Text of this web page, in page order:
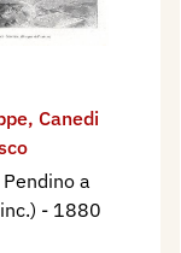
19 settembre,
, Canedi
a
- 1880